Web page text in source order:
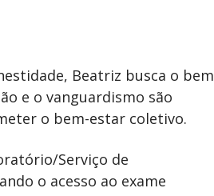
Beatriz busca o bem
e o vanguardismo são
o bem-estar coletivo.
Serviço de
o acesso ao exame